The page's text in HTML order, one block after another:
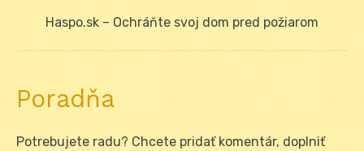
Next
Haspo.sk – Ochráňte svoj dom pred požiarom
Poradňa
Potrebujete radu? Chcete pridať komentár, doplniť